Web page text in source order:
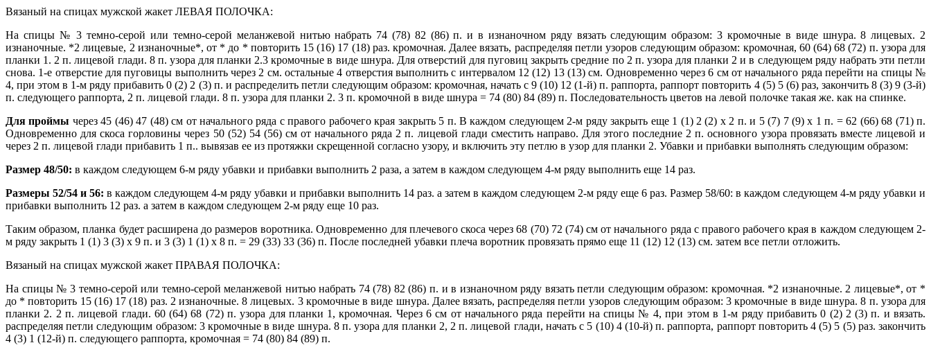
Вязаный на спицах мужской жакет ЛЕВАЯ ПОЛОЧКА:
На спицы № 3 темно-серой или темно-серой меланжевой нитью набрать 74 (78) 82 (86) п. и в изнаночном ряду вязать следующим образом: 3 кромочные в виде шнура. 8 лицевых. 2
изнаночные. *2 лицевые, 2 изнаночные*, от * до * повторить 15 (16) 17 (18) раз. кромочная. Далее вязать, распределяя петли узоров следующим образом: кромочная, 60 (64) 68 (72) п. узора для
планки 1. 2 п. лицевой глади. 8 п. узора для планки 2.3 кромочные в виде шнура. Для отверстий для пуговиц закрыть средние по 2 п. узора для планки 2 и в следующем ряду набрать эти петли
снова. 1-е отверстие для пуговицы выполнить через 2 см. остальные 4 отверстия выполнить с интервалом 12 (12) 13 (13) см. Одновременно через 6 см от начального ряда перейти на спицы №
4, при этом в 1-м ряду прибавить 0 (2) 2 (3) п. и распределить петли следующим образом: кромочная, начать с 9 (10) 12 (1-й) п. раппорта, раппорт повторить 4 (5) 5 (6) раз, закончить 8 (3) 9 (3-й)
п. следующего раппорта, 2 п. лицевой глади. 8 п. узора для планки 2. 3 п. кромочной в виде шнура = 74 (80) 84 (89) п. Последовательность цветов на левой полочке такая же. как на спинке.
Для проймы через 45 (46) 47 (48) см от начального ряда с правого рабочего края закрыть 5 п. В каждом следующем 2-м ряду закрыть еще 1 (1) 2 (2) х 2 п. и 5 (7) 7 (9) х 1 п. = 62 (66) 68 (71) п.
Одновременно для скоса горловины через 50 (52) 54 (56) см от начального ряда 2 п. лицевой глади сместить направо. Для этого последние 2 п. основного узора провязать вместе лицевой и
через 2 п. лицевой глади прибавить 1 п.. вывязав ее из протяжки скрещенной согласно узору, и включить эту петлю в узор для планки 2. Убавки и прибавки выполнять следующим образом:
Размер 48/50: в каждом следующем 6-м ряду убавки и прибавки выполнить 2 раза, а затем в каждом следующем 4-м ряду выполнить еще 14 раз.
Размеры 52/54 и 56: в каждом следующем 4-м ряду убавки и прибавки выполнить 14 раз. а затем в каждом следующем 2-м ряду еще 6 раз. Размер 58/60: в каждом следующем 4-м ряду убавки и
прибавки выполнить 12 раз. а затем в каждом следующем 2-м ряду еще 10 раз.
Таким образом, планка будет расширена до размеров воротника. Одновременно для плечевого скоса через 68 (70) 72 (74) см от начального ряда с правого рабочего края в каждом следующем 2-
м ряду закрыть 1 (1) 3 (3) х 9 п. и 3 (3) 1 (1) х 8 п. = 29 (33) 33 (36) п. После последней убавки плеча воротник провязать прямо еще 11 (12) 12 (13) см. затем все петли отложить.
Вязаный на спицах мужской жакет ПРАВАЯ ПОЛОЧКА:
На спицы № 3 темно-серой или темно-серой меланжевой нитью набрать 74 (78) 82 (86) п. и в изнаночном ряду вязать петли следующим образом: кромочная. *2 изнаночные. 2 лицевые*, от *
до * повторить 15 (16) 17 (18) раз. 2 изнаночные. 8 лицевых. 3 кромочные в виде шнура. Далее вязать, распределяя петли узоров следующим образом: 3 кромочные в виде шнура. 8 п. узора для
планки 2. 2 п. лицевой глади. 60 (64) 68 (72) п. узора для планки 1, кромочная. Через 6 см от начального ряда перейти на спицы № 4, при этом в 1-м ряду прибавить 0 (2) 2 (3) п. и вязать.
распределяя петли следующим образом: 3 кромочные в виде шнура. 8 п. узора для планки 2, 2 п. лицевой глади, начать с 5 (10) 4 (10-й) п. раппорта, раппорт повторить 4 (5) 5 (5) раз. закончить
4 (3) 1 (12-й) п. следующего раппорта, кромочная = 74 (80) 84 (89) п.